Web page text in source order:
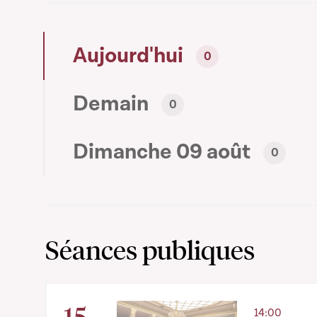
Aujourd'hui 0
Demain 0
Dimanche 09 août 0
Séances publiques
14:00